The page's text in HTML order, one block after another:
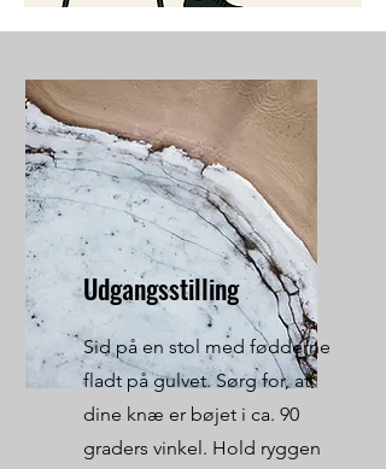
Udgangsstilling
Sid på en stol med fødderne
fladt på gulvet. Sørg for, at
dine knæ er bøjet i ca. 90
graders vinkel. Hold ryggen